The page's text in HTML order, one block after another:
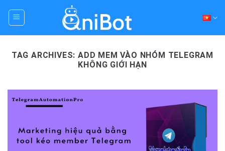
TAG ARCHIVES:ADD MEM VÀO NHÓM TELEGRAM
KHÔNG GIỚI HẠN